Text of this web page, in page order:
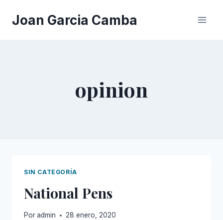
Joan Garcia Camba
opinion
SIN CATEGORÍA
National Pens
Poradmin 28 enero, 2020